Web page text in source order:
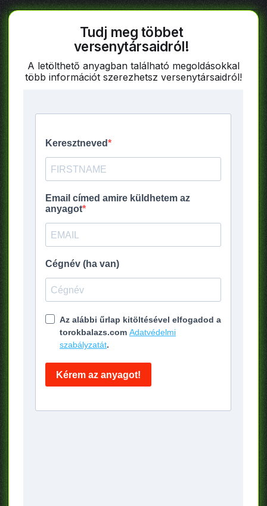
Tudj meg többet
versenytársaidról!
A letölthető anyagban található megoldásokkal
több információt szerezhetsz versenytársaidról!